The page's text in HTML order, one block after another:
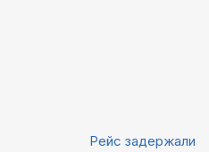
Рейс задержали